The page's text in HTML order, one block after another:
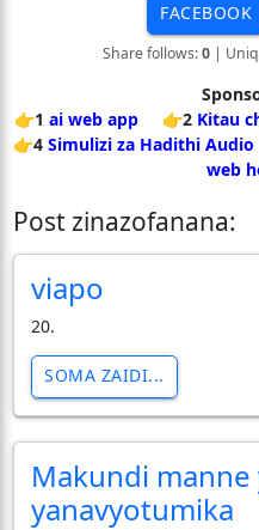
FACEBOOK
Share follows:0|
👉1 ai web app 👉2 Kitau
👉4 Simulizi za Hadithi Audio
web
Post zinazofanana:
viapo
20.
SOMA ZAIDI...
Makundi
yanavyotumika